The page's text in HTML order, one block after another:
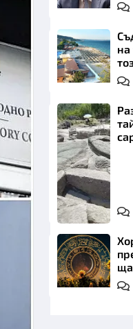
на
Снимка:
Bulgaria
ON
AIR